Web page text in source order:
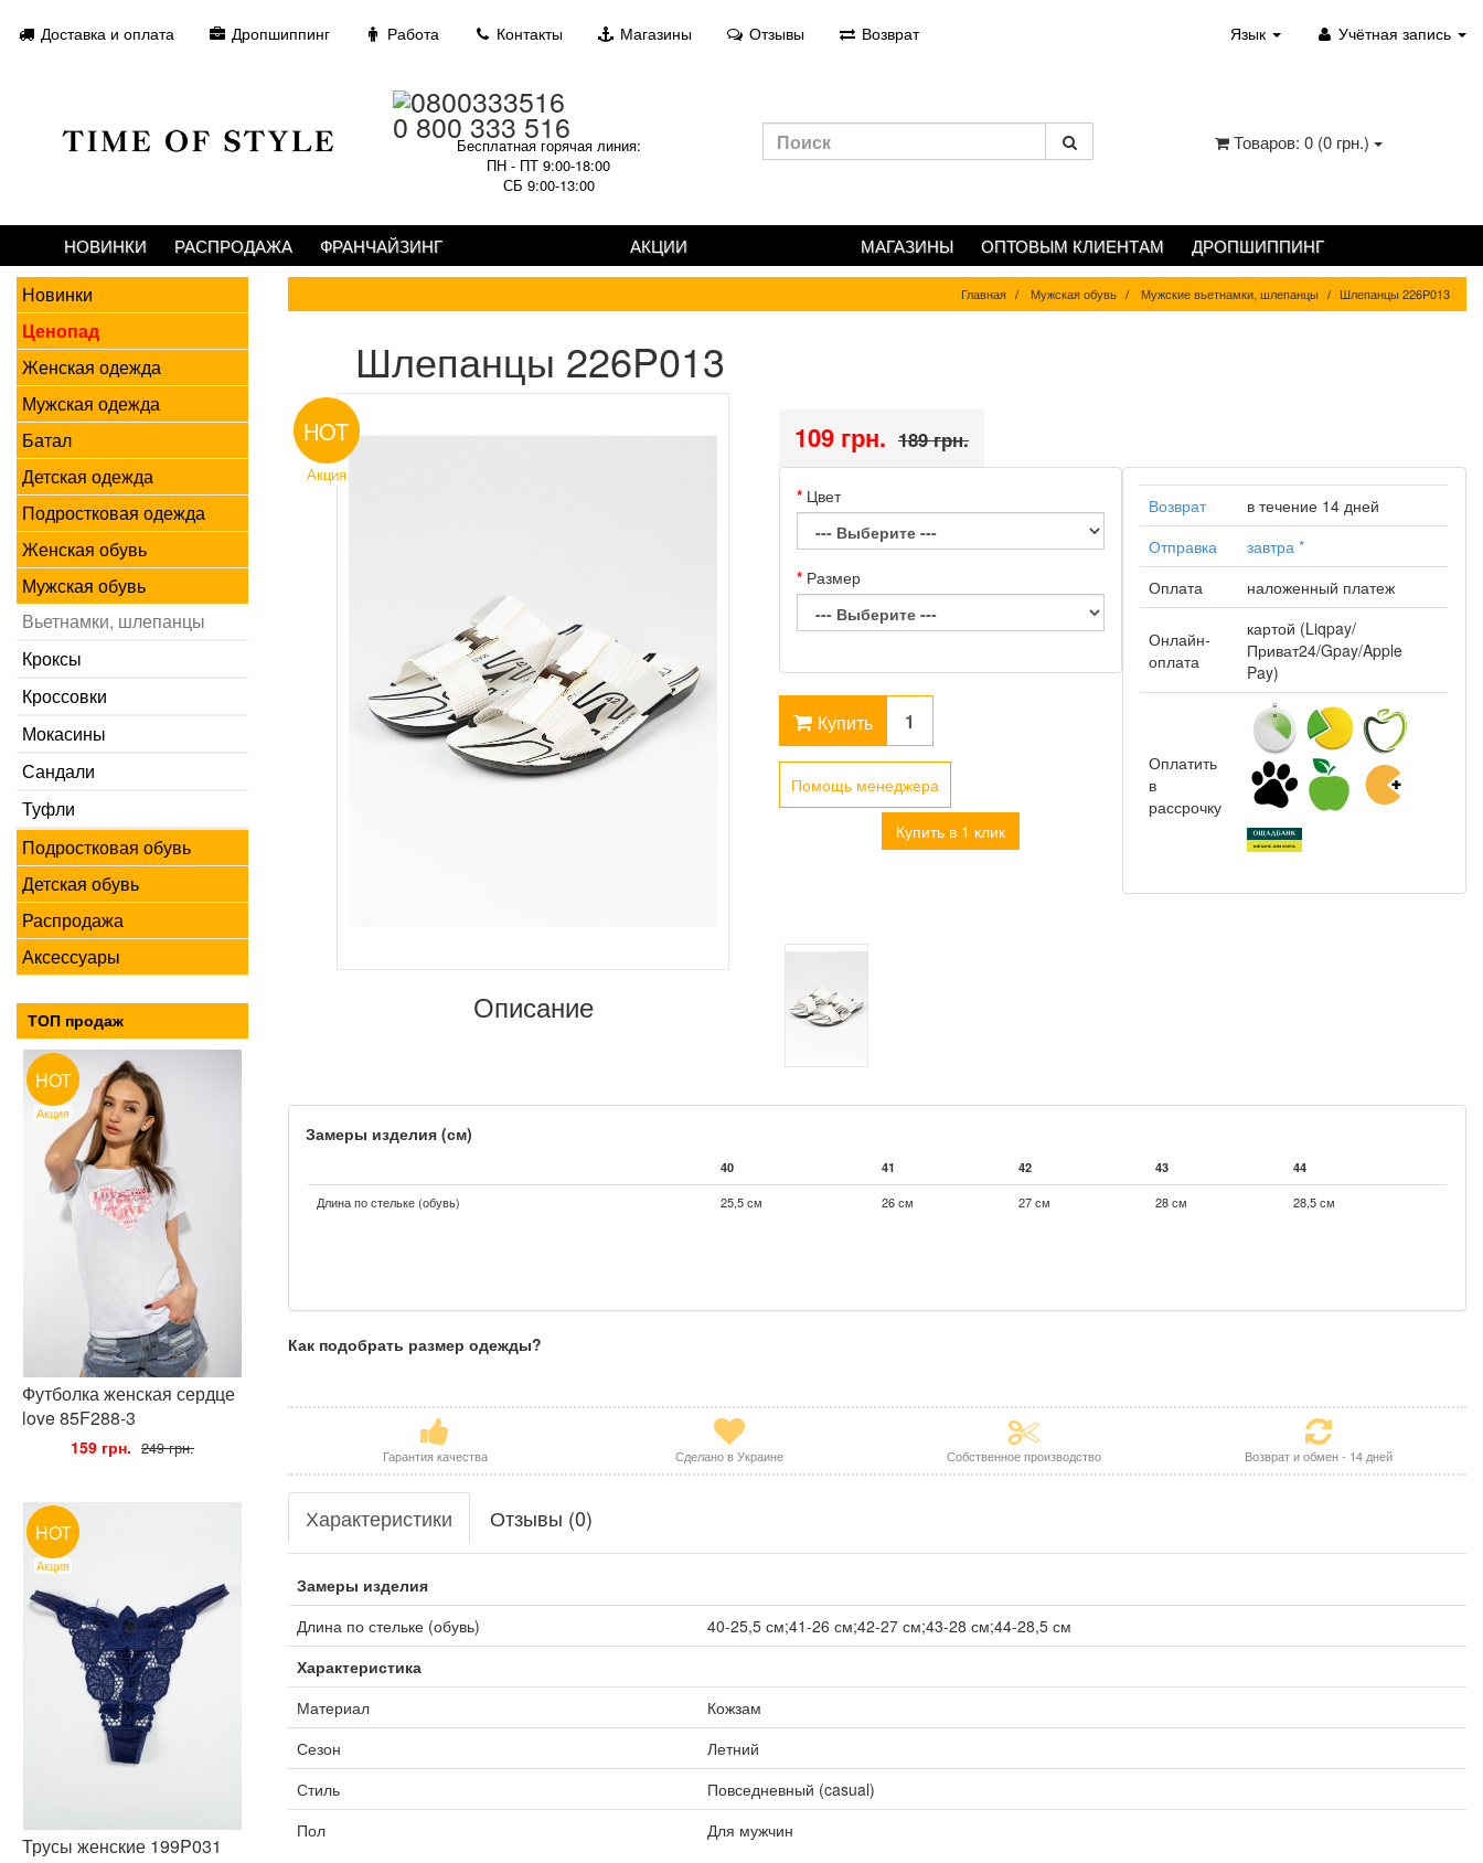
Доставка и оплата Дропшиппинг Работа Контакты Магазины Отзывы Возврат Язык Учётная запись
0 800 333 516
Бесплатная горячая линия:
ПН - ПТ 9:00-18:00
СБ 9:00-13:00
Товаров: 0 (0 грн.)
НОВИНКИ РАСПРОДАЖА ФРАНЧАЙЗИНГ АКЦИИ МАГАЗИНЫ ОПТОВЫМ КЛИЕНТАМ ДРОПШИППИНГ
Новинки
Ценопад
Женская одежда
Мужская одежда
Батал
Детская одежда
Подростковая одежда
Женская обувь
Мужская обувь
Вьетнамки, шлепанцы
Кроксы
Кроссовки
Мокасины
Сандали
Туфли
Подростковая обувь
Детская обувь
Распродажа
Аксессуары
ТОП продаж
HOT
Акция
Футболка женская сердце
love 85F288-3
159 грн. 249 грн.
HOT
Акция
Трусы женские 199P031
Главная Мужская обувь Мужские вьетнамки, шлепанцы Шлепанцы 226P013
Шлепанцы 226P013
HOT
Акция
Описание
109 грн. 189 грн.
Цвет
Размер
Купить
Помощь менеджера
Купить в 1 клик
Возврат
в течение 14 дней
Отправка
завтра*
Оплата
наложенный платеж
Онлайн-
оплата
картой (Liqpay/
Приват24/Gpay/Apple
Pay)
Оплатить
в
рассрочку
Замеры изделия (см)
40 41 42 43 44
Длина по стельке (обувь) 25,5 см 26 см 27 см 28 см 28,5 см
Как подобрать размер одежды?
Гарантия качества Сделано в Украине Собственное производство Возврат и обмен - 14 дней
Характеристики Отзывы (0)
Замеры изделия
Длина по стельке (обувь)
40-25,5 см;41-26 см;42-27 см;43-28 см;44-28,5 см
Характеристика
Материал
Кожзам
Сезон
Летний
Стиль
Повседневный (casual)
Пол
Для мужчин